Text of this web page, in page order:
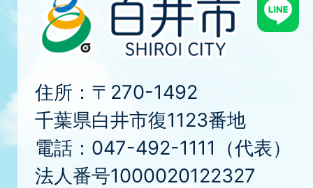
住所：〒270-1492
千葉県白井市復1123番地
電話：047-492-1111（代表）
法人番号1000020122327